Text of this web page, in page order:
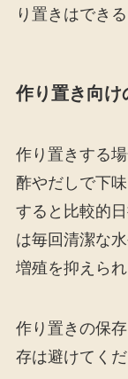
り置きはでき
作り置き向け
作り置きする
酢やだしで下
すると比較的
は毎回清潔な
増殖を抑えられ
作り置きの保
存は避けてくだ